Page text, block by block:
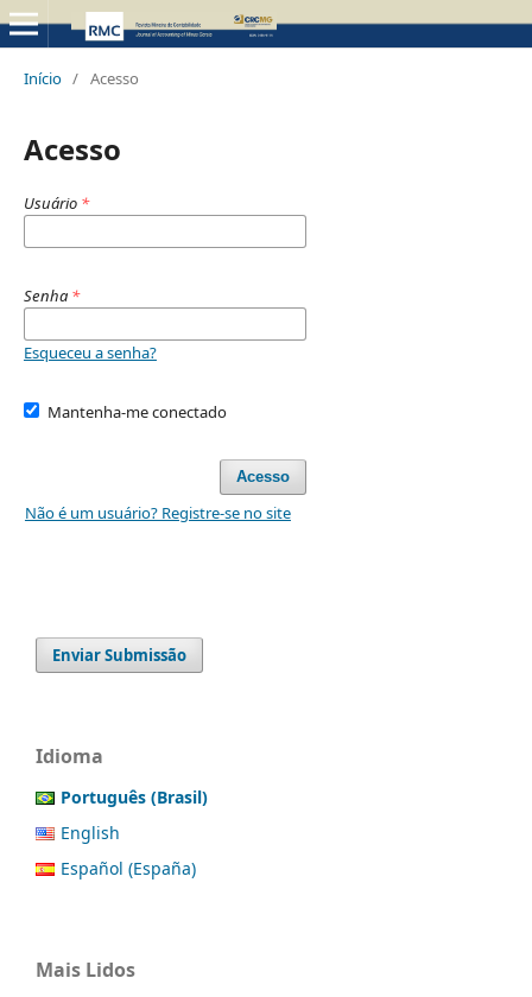
Início / Acesso
Acesso
Usuário *
Senha *
Esqueceu a senha?
Mantenha-me conectado
Acesso
Não é um usuário? Registre-se no site
Enviar Submissão
Idioma
Português (Brasil)
English
Español (España)
Mais Lidos